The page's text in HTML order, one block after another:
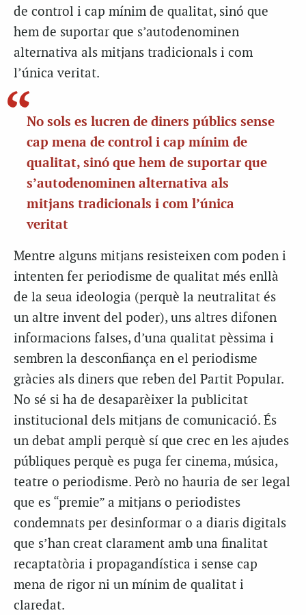
de control i cap mínim de qualitat, sinó que
hem de suportar que s’autodenominen
alternativa als mitjans tradicionals i com
l’única veritat.
No sols es lucren de diners públics sense
cap mena de control i cap mínim de
qualitat, sinó que hem de suportar que
s’autodenominen alternativa als
mitjans tradicionals i com l’única
veritat
Mentre alguns mitjans resisteixen com poden i
intenten fer periodisme de qualitat més enllà
de la seua ideologia (perquè la neutralitat és
un altre invent del poder), uns altres difonen
informacions falses, d’una qualitat pèssima i
sembren la desconfiança en el periodisme
gràcies als diners que reben del Partit Popular.
No sé si ha de desaparèixer la publicitat
institucional dels mitjans de comunicació. És
un debat ampli perquè sí que crec en les ajudes
públiques perquè es puga fer cinema, música,
teatre o periodisme. Però no hauria de ser legal
que es “premie” a mitjans o periodistes
condemnats per desinformar o a diaris digitals
que s’han creat clarament amb una finalitat
recaptatòria i propagandística i sense cap
mena de rigor ni un mínim de qualitat i
claredat.